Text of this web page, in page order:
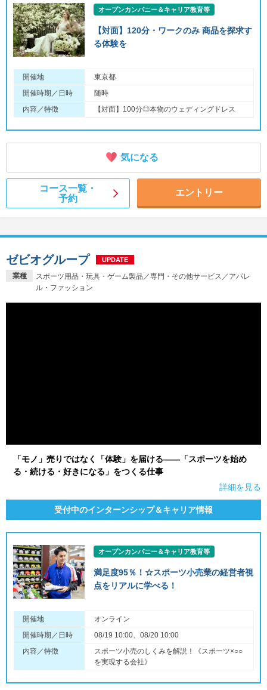
オープンカンパニー＆キャリア教育等
【対面】120分・ワークのみ 商品を探求す
る体験を
開催地
東京都
開催時期／日時
随時
内容／特徴
【対面】100分◎本物のウェディングドレス
気になる
コース一覧・
予約
エントリー
業種
スポーツ用品・玩具・ゲーム製品／専門・その他サービス／アパレ
ル・ファッション
ゼビオグループ UPDATE
「モノ」売りではなく「体験」を届ける――「スポーツを始め
る・続ける・好きになる」をつくる仕事
詳細を見る
受付中のインターンシップ＆キャリア情報
オープンカンパニー＆キャリア教育等
満足度95％！☆スポーツ小売業の経営者視
点をリアルに学べる！
開催地
オンライン
開催時期／日時
08/19 10:00、08/20 10:00
内容／特徴
スポーツ小売のしくみを解説！《スポーツ×○○
を実現する会社》